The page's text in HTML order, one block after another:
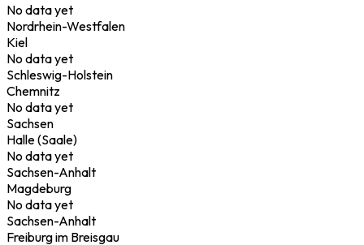
No data yet
Nordrhein-Westfalen
Kiel
No data yet
Schleswig-Holstein
Chemnitz
No data yet
Sachsen
Halle (Saale)
No data yet
Sachsen-Anhalt
Magdeburg
No data yet
Sachsen-Anhalt
Freiburg im Breisgau